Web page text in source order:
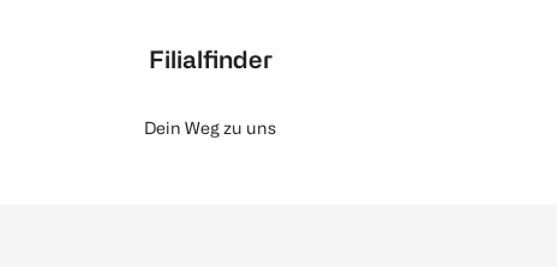
Filialfinder
Dein Weg zu uns